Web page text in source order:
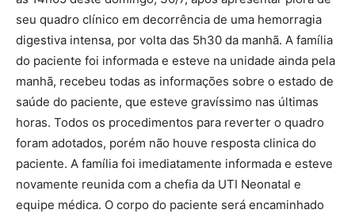
seu quadro clínico em decorrência de uma hemorragia
digestiva intensa, por volta das 5h30 da manhã. A família
do paciente foi informada e esteve na unidade ainda pela
manhã, recebeu todas as informações sobre o estado de
saúde do paciente, que esteve gravíssimo nas últimas
horas. Todos os procedimentos para reverter o quadro
foram adotados, porém não houve resposta clinica do
paciente. A família foi imediatamente informada e esteve
novamente reunida com a chefia da UTI Neonatal e
equipe médica. O corpo do paciente será encaminhado